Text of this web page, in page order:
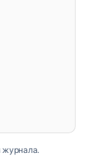
журнала.